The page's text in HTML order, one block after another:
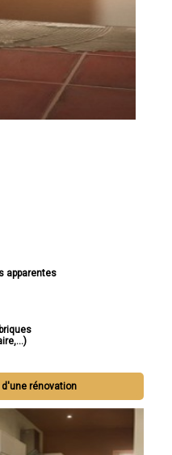
apparentes
rénovation